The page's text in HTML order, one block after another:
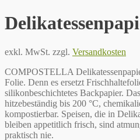
exkl. MwSt. zzgl. Versandkosten
COMPOSTELLA
Folie. Denn es ersetzt
silikonbeschichtetes Backpapier.
hitzebeständig bis 200 °C,
kompostierbar. Speisen, die in
bleiben appetitlich frisch, sind
praktisch nie.